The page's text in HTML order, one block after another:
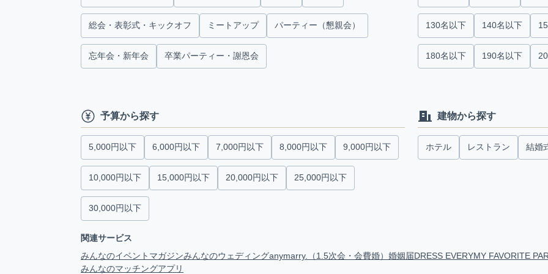
総会・表彰式・キックオフ ミートアップ パーティー（懇親会）
忘年会・新年会 卒業パーティー・謝恩会
130名以下 140名以下
180名以下 190名以下
予算から探す
5,000円以下 6,000円以下 7,000円以下 8,000円以下 9,000円以下
10,000円以下 15,000円以下 20,000円以下 25,000円以下
30,000円以下
建物から探す
ホテル レストラン 結婚
関連サービス
みんなのイベントマガジンみんなのウェディングanymarry.（1.5次会・会費婚） 婚姻届DRESS EVERYMY FAVORITE
みんなのマッチングアプリ